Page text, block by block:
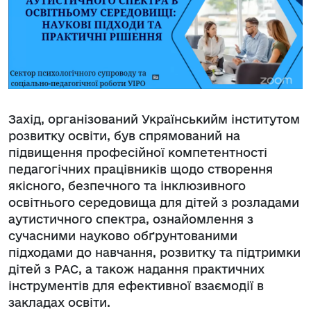
Захід, організований Українськийм інститутом
розвитку освіти, був спрямований на
підвищення професійної компетентності
педагогічних працівників щодо створення
якісного, безпечного та інклюзивного
освітнього середовища для дітей з розладами
аутистичного спектра, ознайомлення з
сучасними науково обґрунтованими
підходами до навчання, розвитку та підтримки
дітей з РАС, а також надання практичних
інструментів для ефективної взаємодії в
закладах освіти.